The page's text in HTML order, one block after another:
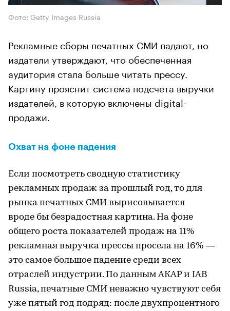
Фото: Getty Images Russia
Рекламные сборы печатных СМИ падают, но
издатели утверждают, что обеспеченная
аудитория стала больше читать прессу.
Картину прояснит система подсчета выручки
издателей, в которую включены digital-
продажи.
Охват на фоне падения
Если посмотреть сводную статистику
рекламных продаж за прошлый год, то для
рынка печатных СМИ вырисовывается
вроде бы безрадостная картина. На фоне
общего роста показателей продаж на 11%
рекламная выручка прессы просела на 16% —
это самое большое падение среди всех
отраслей индустрии. По данным АКАР и IAB
Russia, печатные СМИ неважно чувствуют себя
уже пятый год подряд: после двухпроцентного